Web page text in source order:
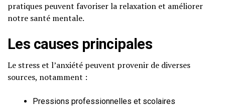
pratiques peuvent favoriser la relaxation et améliorer
notre santé mentale.
Les causes principales
Le stress et l’anxiété peuvent provenir de diverses
sources, notamment :
Pressions professionnelles et scolaires